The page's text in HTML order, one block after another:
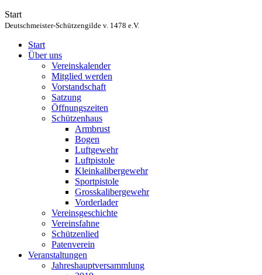
Start
Deutschmeister-Schützengilde v. 1478 e.V.
Start
Über uns
Vereinskalender
Mitglied werden
Vorstandschaft
Satzung
Öffnungszeiten
Schützenhaus
Armbrust
Bogen
Luftgewehr
Luftpistole
Kleinkalibergewehr
Sportpistole
Grosskalibergewehr
Vorderlader
Vereinsgeschichte
Vereinsfahne
Schützenlied
Patenverein
Veranstaltungen
Jahreshauptversammlung